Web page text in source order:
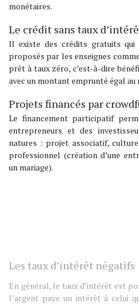
monétaires.
Le crédit sans taux
Il existe des crédits gratuits
proposés par les enseignes
prêt à taux zéro, c’est-à-dire
avec un montant emprunté égal
Projets financés par
Le financement participatif
entrepreneurs et des
natures : projet associatif,
professionnel (création d’une
un mariage).
Les taux d’intérêt négatifs
En général, le taux d’intérêt est
l’argent paye un intérêt à celui